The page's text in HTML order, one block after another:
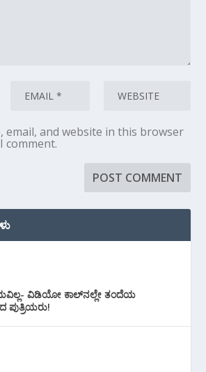
email, and website in this browser
comment.
ವಿಡಿಯೋ ಕಾಲ್‌ನಲ್ಲೇ ತಂದೆಯ
ಪುತ್ರಿಯರು!